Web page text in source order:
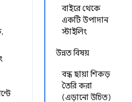
বাইরে থেকে
একটি উপাদান
স্টাইলিং
উন্নত বিষয়
বন্ধ ছায়া শিকড়
তৈরি করা
(এড়ানো উচিত)